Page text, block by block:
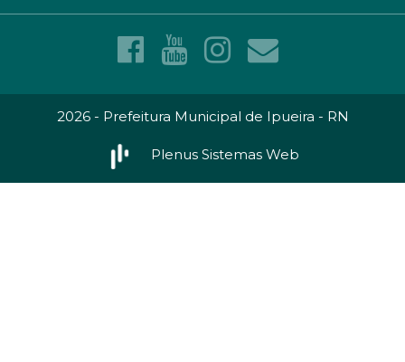
2026 - Prefeitura Municipal de Ipueira - RN
Plenus Sistemas Web